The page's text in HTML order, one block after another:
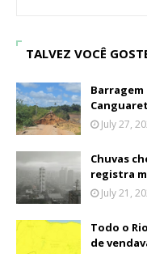
TALVEZ VOCÊ
July 27,
Chuvas
registra
July 21,
Todo o
de